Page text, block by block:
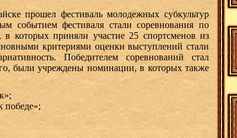
прошел фестиваль молодежных субкультур
событием фестиваля стали соревнования по
которых приняли участие 25 спортсменов из
критериями оценки выступлений стали
Победителем соревнований стал
были учреждены номинации, в которых также